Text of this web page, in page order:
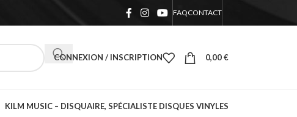
FAQCONTACT
CONNEXION / INSCRIPTION 0,00€
KILM MUSIC – DISQUAIRE, SPÉCIALISTE DISQUES VINYLES